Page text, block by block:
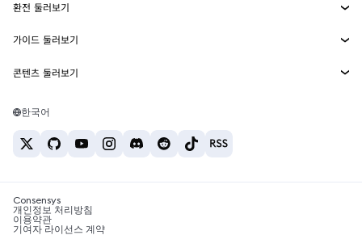
MetaMask Connect
Snaps
웹3 서비스
보안
고객 지원
채용
이더리움 가격
솔라나 가격
테더 가격
환전 둘러보기
ETH를 USD로 환전
USDT를 INR로 환전
BTC를 INR로 환전
ETH를 USDT로 환전
가이드 둘러보기
ETH 매수
USDT 매수
SHIB 매수
BNB 매수
콘텐츠 둘러보기
솔라나 지갑
암호화폐 세금 뉴스
암호화폐 매수 방법
한국어
Consensys
개인정보 처리방침
이용약관
기여자 라이선스 계약